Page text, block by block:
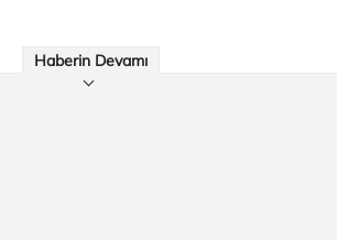
Haberin Devamı